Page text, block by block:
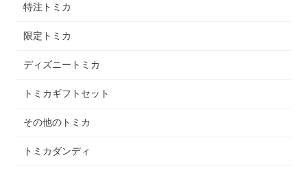
特注トミカ
限定トミカ
ディズニートミカ
トミカギフトセット
その他のトミカ
トミカダンディ